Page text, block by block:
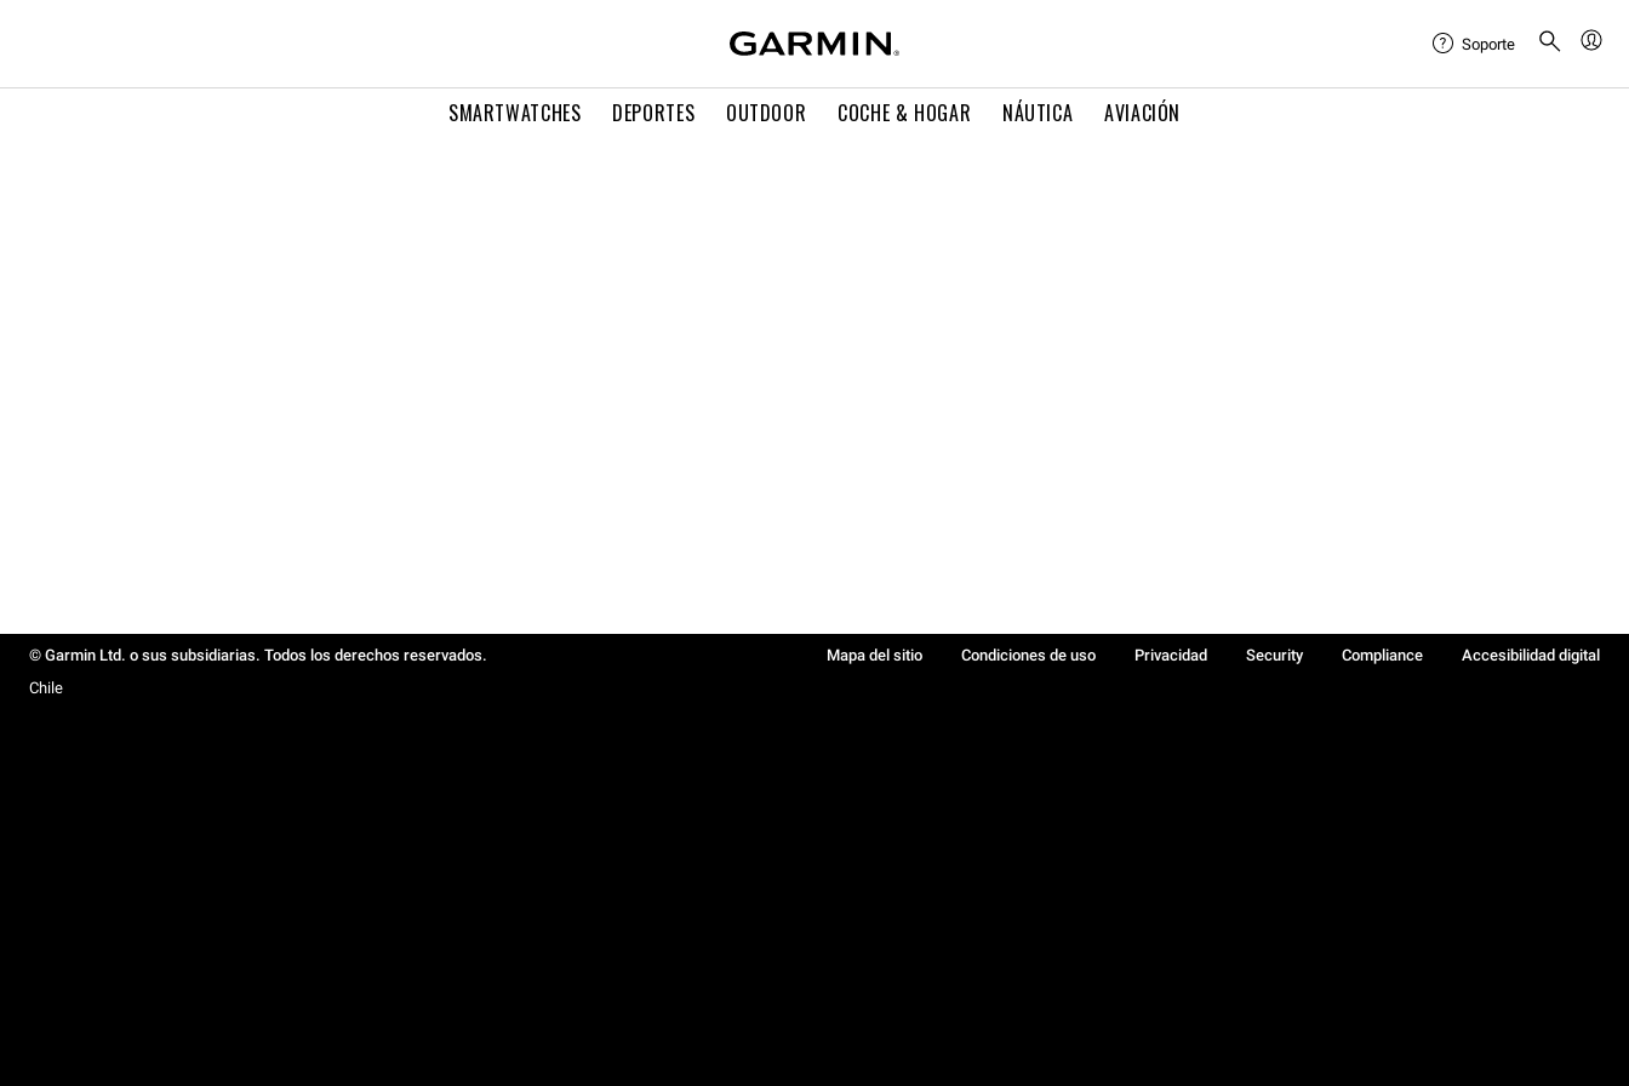
SMARTWATCHES DEPORTES OUTDOOR COCHE & HOGAR NÁUTICA AVIACIÓN
Soporte
© Garmin Ltd. o sus subsidiarias. Todos los derechos reservados. Mapa del sitio Condiciones de uso Privacidad Security Compliance
Accesibilidad digital
Chile